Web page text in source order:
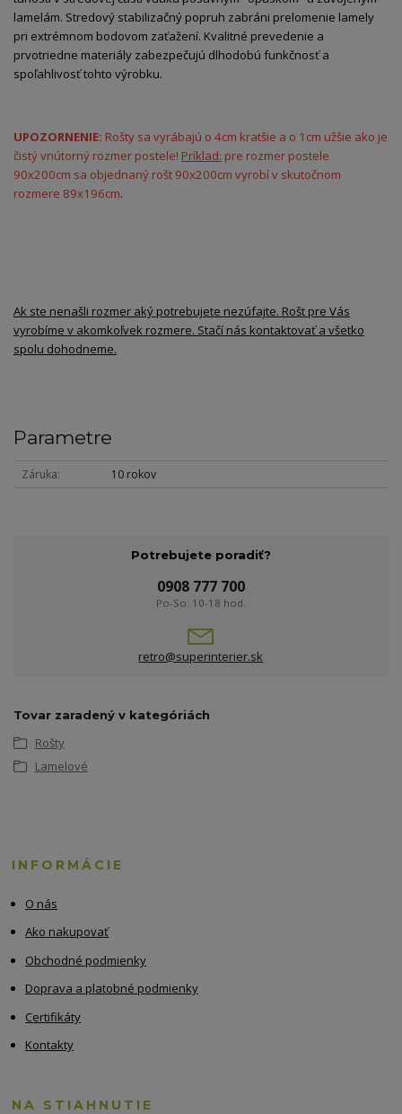
lamelám. Stredový stabilizačný popruh zabráni prelomenie lamely
pri extrémnom bodovom zaťažení. Kvalitné prevedenie a
prvotriedne materiály zabezpečujú dlhodobú funkčnosť a
spoľahlivosť tohto výrobku.
UPOZORNENIE: Rošty sa vyrábajú o 4cm kratšie a o 1cm užšie ako je
čistý vnútorný rozmer postele! Príklad: pre rozmer postele
90x200cm sa objednaný rošt 90x200cm vyrobí v skutočnom
rozmere 89x196cm.
Ak ste nenašli rozmer aký potrebujete nezúfajte. Rošt pre Vás
vyrobíme v akomkoľvek rozmere. Stačí nás kontaktovať a všetko
spolu dohodneme.
Parametre
Záruka 10 rokov
Potrebujete poradiť?
0908 777 700
Po-So: 10-18 hod.
retro@superinterier.sk
Tovar zaradený v kategóriách
Rošty
Lamelové
INFORMÁCIE
O nás
Ako nakupovať
Obchodné podmienky
Doprava a platobné podmienky
Certifikáty
Kontakty
NA STIAHNUTIE